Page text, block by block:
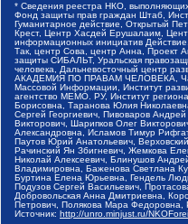
* Сведения реестра НКО,
Фонд защиты прав граждан Штаб,
Гуманитарное действие, Открытый
Крест, Центр Хасдей Ерушалаим,
информационных инициатив
Так, центр Сова, центр Анна, Проект
защиты СИБАЛЬТ, Уральская
человека, Дальневосточный центр
АКАДЕМИЯ ПО ПРАВАМ ЧЕЛОВЕКА,
Массовой Информации, Институт
агентство МЕМО. РУ, Институт
Борисовна, Таранова Юлия
Сергей Георгиевич, Пивоваров
Викторович, Шарипков Олег
Александровна, Исламов Тимур
Паутов Юрий Анатольевич,
Рачинский Ян Збигневич, Жемкова
Николай Алексеевич, Блинушов
Владимировна, Баженова Светлана
Буртина Елена Юрьевна, Гендель
Подузов Сергей Васильевич,
Добровольская Анна Дмитриевна,
Петрович, Полякова Мара Федоровна,
Источник: http://unro.minjust.ru/